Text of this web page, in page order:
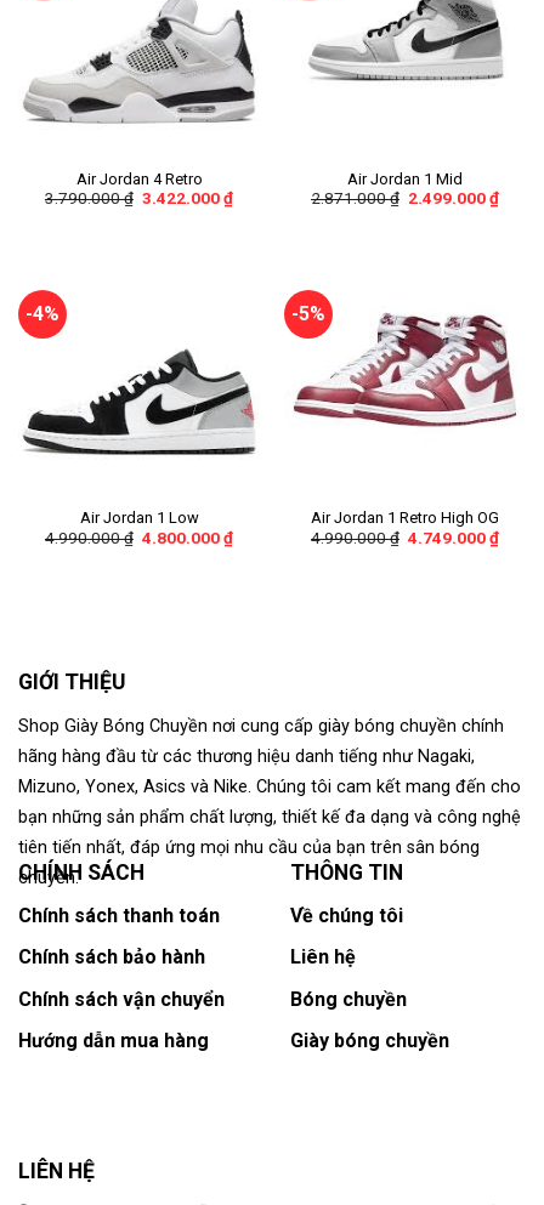
Air Jordan 4 Retro
3.790.000₫ 3.422.000₫
Air Jordan 1 Mid
2.871.000₫ 2.499.000₫
-4%
Air Jordan 1 Low
4.990.000₫ 4.800.000₫
-5%
Air Jordan 1 Retro High OG
4.990.000₫ 4.749.000₫
GIỚI THIỆU
Shop Giày Bóng Chuyền nơi cung cấp giày bóng chuyền chính
hãng hàng đầu từ các thương hiệu danh tiếng như Nagaki,
Mizuno, Yonex, Asics và Nike. Chúng tôi cam kết mang đến cho
bạn những sản phẩm chất lượng, thiết kế đa dạng và công nghệ
tiên tiến nhất, đáp ứng mọi nhu cầu của bạn trên sân bóng
chuyền.
CHÍNH SÁCH
Chính sách thanh toán
Chính sách bảo hành
Chính sách vận chuyển
Hướng dẫn mua hàng
THÔNG TIN
Về chúng tôi
Liên hệ
Bóng chuyền
Giày bóng chuyền
LIÊN HỆ